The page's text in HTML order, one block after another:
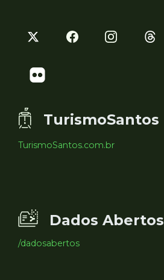
TurismoSantos
TurismoSantos.com.br
Dados Abertos
/dadosabertos